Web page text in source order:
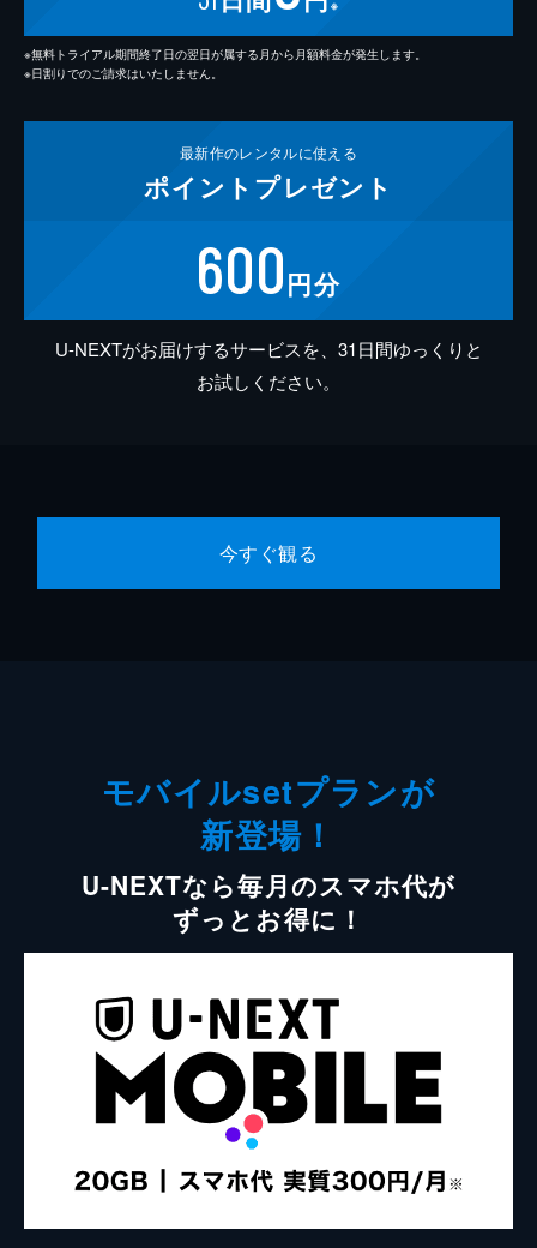
※
※無料トライアル期間終了日の翌日が属する月から月額料金が発生します。
※日割りでのご請求はいたしません。
最新作のレンタルに使える
ポイント プレゼント
600円分
U-NEXTがお届けするサービスを、31日間ゆっくりと
お試しください。
今すぐ観る
モバイルsetプランが
新登場！
U-NEXTなら毎月のスマホ代が
ずっとお得に！